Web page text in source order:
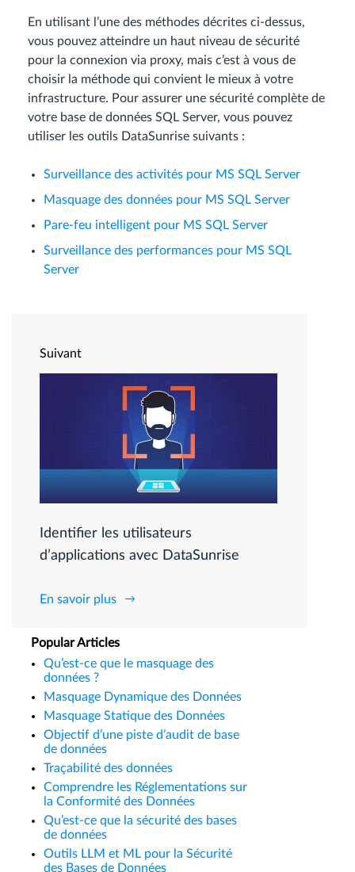
En utilisant l’une des méthodes décrites ci-dessus,
vous pouvez atteindre un haut niveau de sécurité
pour la connexion via proxy, mais c’est à vous de
choisir la méthode qui convient le mieux à votre
infrastructure. Pour assurer une sécurité complète de
votre base de données SQL Server, vous pouvez
utiliser les outils DataSunrise suivants :
Surveillance des activités pour MS SQL Server
Masquage des données pour MS SQL Server
Pare-feu intelligent pour MS SQL Server
Surveillance des performances pour MS SQL
Server
Suivant
Identifier les utilisateurs
d’applications avec DataSunrise
En savoir plus
Popular Articles
Qu’est-ce que le masquage des
données ?
Masquage Dynamique des Données
Masquage Statique des Données
Objectif d’une piste d’audit de base
de données
Traçabilité des données
Comprendre les Réglementations sur
la Conformité des Données
Qu’est-ce que la sécurité des bases
de données
Outils LLM et ML pour la Sécurité
des Bases de Données